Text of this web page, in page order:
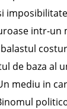
intr-un
de baza al
mediu in